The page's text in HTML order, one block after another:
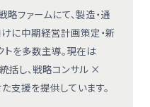
ファームにて、製造・通
に中期経営計画策定・新
を多数主導。現在は
括し、戦略コンサル ×
援を提供しています。